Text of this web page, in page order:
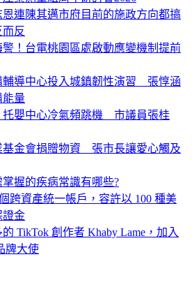
連陳其邁市府目前的施政方向都搞
反
！台電桃園區處啟動應變機制提前
輔導中心投入城鎮韌性演習 張惇涵
能量
托嬰中心冷氣頻跳機 市議員張桂
基金會捐贈物資 張市長讓愛心觸及
握的疾病常識有哪些?
跨資產統一帳戶，容許以 100 種美
證金
TikTok 創作者 Khaby Lame，加入
牌大使